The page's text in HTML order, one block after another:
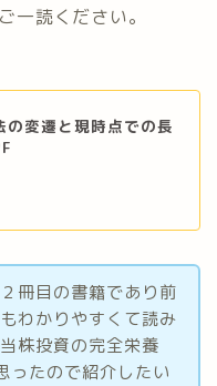
一読ください。
の変遷と現時点での長
冊目の書籍であり前
わかりやすくて読み
株投資の完全栄養
ったので紹介したい